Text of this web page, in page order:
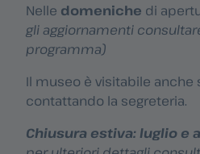
Nelle domeniche di
gli aggiornamenti
programma)
Il museo è visitabile anche
contattando la segreteria.
Chiusura estiva: luglio e